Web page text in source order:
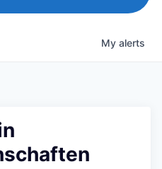
My alerts